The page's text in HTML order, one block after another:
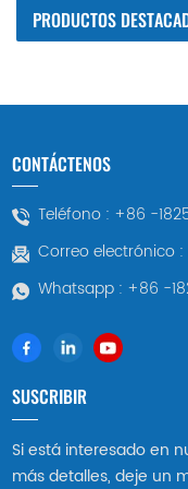
PRODUCTOS
CONTÁCTENOS
Teléfono : +86 -
Correo electrónico :
Whatsapp : +86 -
SUSCRIBIR
Si está interesado en
más detalles, deje un